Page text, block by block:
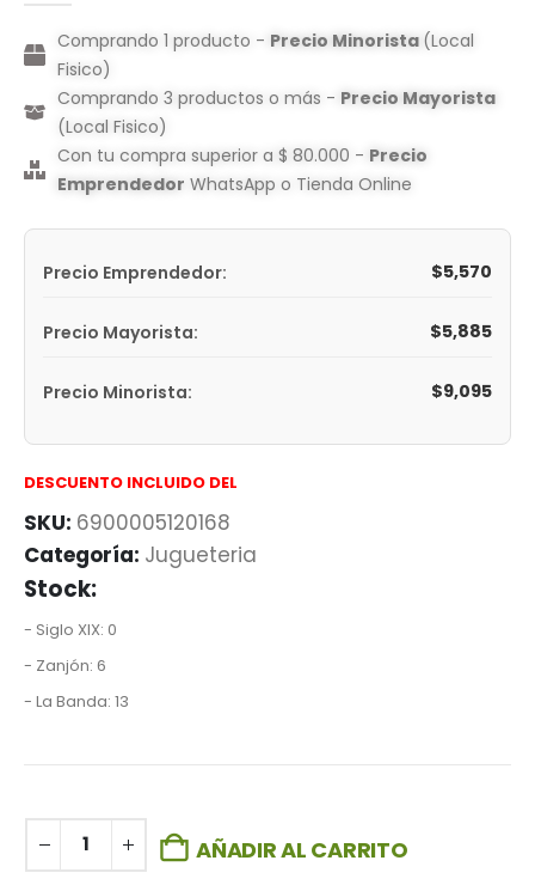
Comprando 1 producto - Precio Minorista (Local
Fisico)
Comprando 3 productos o más - Precio Mayorista
(Local Fisico)
Con tu compra superior a $ 80.000 - Precio
Emprendedor WhatsApp o Tienda Online
Precio Emprendedor: $5,570
Precio Mayorista: $5,885
Precio Minorista: $9,095
DESCUENTO INCLUIDO DEL
SKU: 6900005120168
Categoría: Jugueteria
Stock:
- Siglo XIX: 0
- Zanjón: 6
- La Banda: 13
AÑADIR AL CARRITO